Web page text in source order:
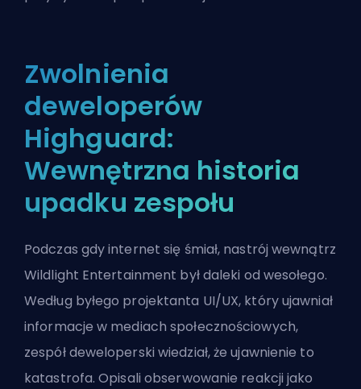
Zwolnienia
deweloperów
Highguard:
Wewnętrzna historia
upadku zespołu
Podczas gdy internet się śmiał, nastrój wewnątrz
Wildlight Entertainment był daleki od wesołego.
Według byłego projektanta UI/UX, który ujawniał
informacje w mediach społecznościowych,
zespół deweloperski wiedział, że ujawnienie to
katastrofa. Opisali obserwowanie reakcji jako